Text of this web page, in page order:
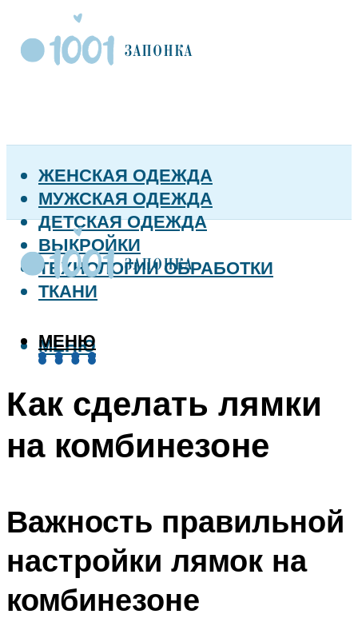
ЖЕНСКАЯ ОДЕЖДА
МУЖСКАЯ ОДЕЖДА
ДЕТСКАЯ ОДЕЖДА
ВЫКРОЙКИ
ТЕХНОЛОГИИ ОБРАБОТКИ
ТКАНИ
МЕНЮ
МЕНЮ
Как сделать лямки
на комбинезоне
Важность правильной
настройки лямок на
комбинезоне